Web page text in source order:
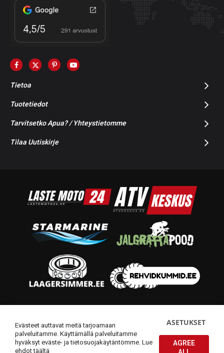
Tietoa
Tuotetiedot
Tarvitsetko Apua? / Yhteystietomme
Tilaa Uutiskirje
Evästeet auttavat meitä tarjoamaan
palveluitamme. Käyttämällä palveluitamme
hyväksyt eväste- ja tietosuojakäytäntömme.Lue
ehdot täältä
ASETUKSET
AGREE